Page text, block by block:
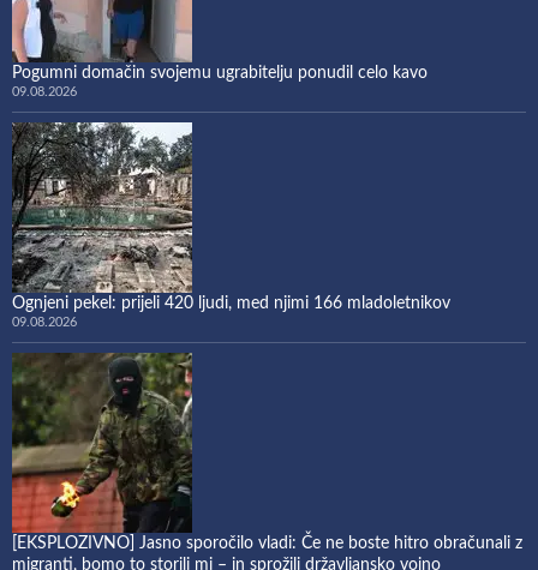
Pogumni domačin svojemu ugrabitelju ponudil celo kavo
09.08.2026
Ognjeni pekel: prijeli 420 ljudi, med njimi 166 mladoletnikov
09.08.2026
[EKSPLOZIVNO] Jasno sporočilo vladi: Če ne boste hitro obračunali z
migranti, bomo to storili mi – in sprožili državljansko vojno